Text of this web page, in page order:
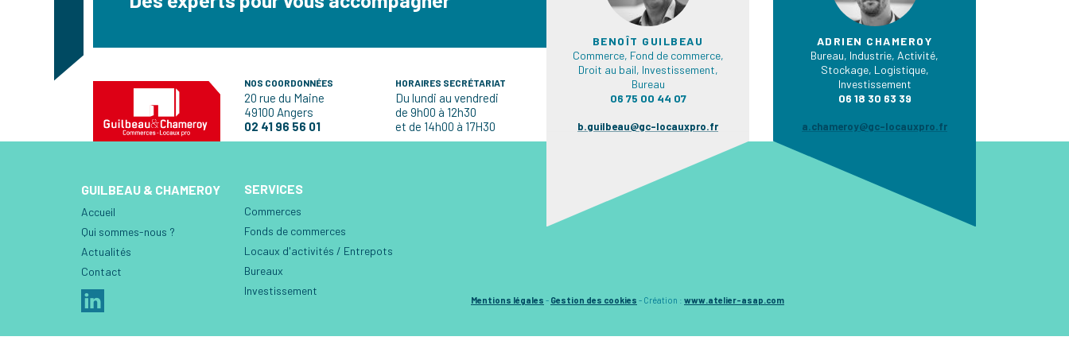
NOS COORDONNÉES
20 rue du Maine
49100 Angers
02 41 96 56 01
HORAIRES SECRÉTARIAT
Du lundi au vendredi
de 9h00 à 12h30
et de 14h00 à 17H30
BENOÎT GUILBEAU
Commerce, Fond de commerce,
Droit au bail, Investissement,
Bureau
06 75 00 44 07
b.guilbeau@gc-locauxpro.fr
ADRIEN CHAMEROY
Bureau, Industrie, Activité,
Stockage, Logistique,
Investissement
06 18 30 63 39
a.chameroy@gc-locauxpro.fr
GUILBEAU & CHAMEROY
Accueil
Qui sommes-nous ?
Actualités
Contact
SERVICES
Commerces
Fonds de commerces
Locaux d'activités / Entrepots
Bureaux
Investissement
Mentions légales - Gestion des cookies - Création : www.atelier-asap.com